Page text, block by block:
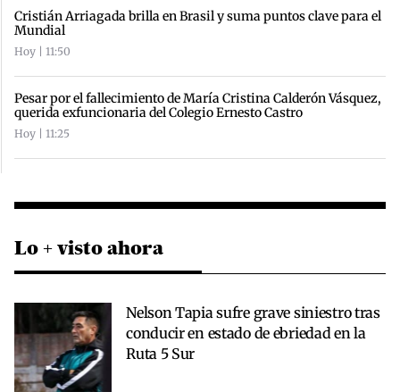
Cristián Arriagada brilla en Brasil y suma puntos clave para el
Mundial
Hoy | 11:50
Pesar por el fallecimiento de María Cristina Calderón Vásquez,
querida exfuncionaria del Colegio Ernesto Castro
Hoy | 11:25
Lo + visto ahora
Nelson Tapia sufre grave siniestro tras
conducir en estado de ebriedad en la
Ruta 5 Sur